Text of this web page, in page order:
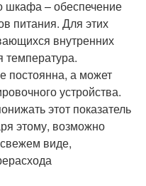
шкафа – обеспечение
питания. Для этих
внутренних
температура.
постоянна, а может
устройства.
этот показатель
этому, возможно
виде,